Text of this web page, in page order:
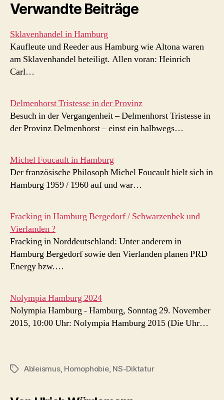
Verwandte Beiträge
Sklavenhandel in Hamburg
Kaufleute und Reeder aus Hamburg wie Altona waren
am Sklavenhandel beteiligt. Allen voran: Heinrich
Carl…
Delmenhorst Tristesse in der Provinz
Besuch in der Vergangenheit – Delmenhorst Tristesse in
der Provinz Delmenhorst – einst ein halbwegs…
Michel Foucault in Hamburg
Der französische Philosoph Michel Foucault hielt sich in
Hamburg 1959 / 1960 auf und war…
Fracking in Hamburg Bergedorf / Schwarzenbek und
Vierlanden ?
Fracking in Norddeutschland: Unter anderem in
Hamburg Bergedorf sowie den Vierlanden planen PRD
Energy bzw.…
Nolympia Hamburg 2024
Nolympia Hamburg - Hamburg, Sonntag 29. November
2015, 10:00 Uhr: Nolympia Hamburg 2015 (Die Uhr…
Schlagwörter
Ableismus, Homophobie, NS-Diktatur